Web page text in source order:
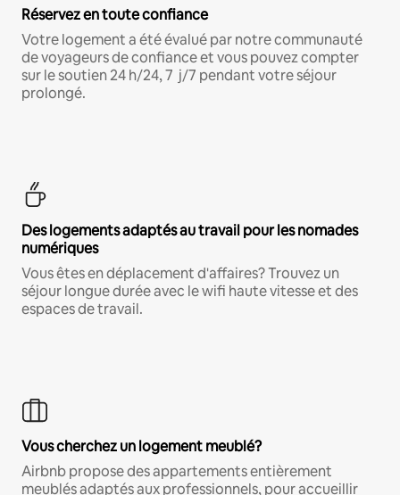
Réservez en toute confiance
Votre logement a été évalué par notre communauté
de voyageurs de confiance et vous pouvez compter
sur le soutien 24 h/24, 7 j/7 pendant votre séjour
prolongé.
Des logements adaptés au travail pour les nomades
numériques
Vous êtes en déplacement d'affaires? Trouvez un
séjour longue durée avec le wifi haute vitesse et des
espaces de travail.
Vous cherchez un logement meublé?
Airbnb propose des appartements entièrement
meublés adaptés aux professionnels, pour accueillir